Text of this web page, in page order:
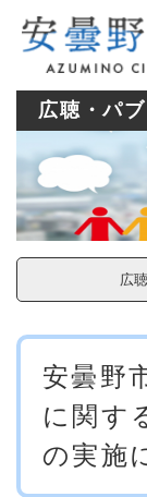
広聴・パ
広
本
安曇野
に関す
の実施